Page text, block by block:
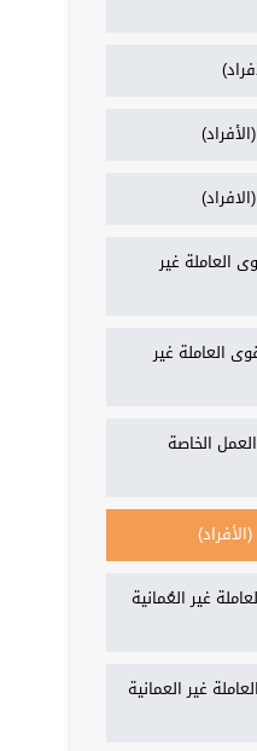
العاملة غير
العاملة غير
الخاصة
غير العُمانية
غير العمانية